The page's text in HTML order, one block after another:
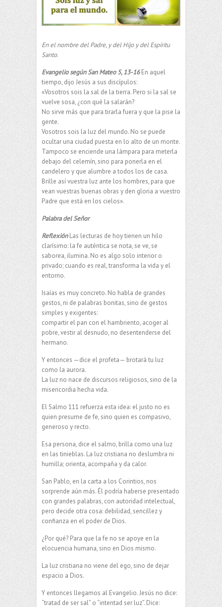
En el nombre del Padre, y del Hijo y del Espíritu
Santo.
Evangelio según San Mateo 5, 13-16En aquel
tiempo, dijo Jesús a sus discípulos:
«Vosotros sois la sal de la tierra. Pero si la sal se
vuelve sosa, ¿con qué la salarán?
No sirve más que para tirarla fuera y que la pise la
gente.
Vosotros sois la luz del mundo. No se puede
ocultar una ciudad puesta en lo alto de un monte.
Tampoco se enciende una lámpara para meterla
debajo del celemín, sino para ponerla en el
candelero y que alumbre a todos los de casa.
Brille así vuestra luz ante los hombres, para que
vean vuestras buenas obras y den gloria a vuestro
Padre que está en los cielos».
Palabra del Señor
ReflexiónLas lecturas de hoy tienen un hilo
clarísimo: la fe auténtica se nota, se ve, se
saborea, ilumina. No es algo solo interior o
privado; cuando es real, transforma la vida y el
entorno.
Isaías es muy concreto. No habla de grandes
gestos, ni de palabras bonitas, sino de gestos
simples y exigentes:
compartir el pan con el hambriento, acoger al
pobre, vestir al desnudo, no desentenderse del
hermano.
Y entonces —dice el profeta— brotará tu luz
como la aurora.
La luz no nace de discursos religiosos, sino de la
misericordia hecha vida.
El Salmo 111 refuerza esta idea: el justo no es
quien presume de fe, sino quien es compasivo,
generoso y recto.
Esa persona, dice el salmo, brilla como una luz
en las tinieblas. La luz cristiana no deslumbra ni
humilla; orienta, acompaña y da calor.
San Pablo, en la carta a los Corintios, nos
sorprende aún más. Él podría haberse presentado
con grandes palabras, con autoridad intelectual,
pero decide otra cosa: debilidad, sencillez y
confianza en el poder de Dios.
¿Por qué? Para que la fe no se apoye en la
elocuencia humana, sino en Dios mismo.
La luz cristiana no viene del ego, sino de dejar
espacio a Dios.
Y entonces llegamos al Evangelio. Jesús no dice:
“tratad de ser sal” o “intentad ser luz”. Dice: